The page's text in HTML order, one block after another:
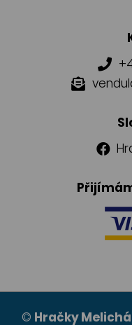
© Hračky